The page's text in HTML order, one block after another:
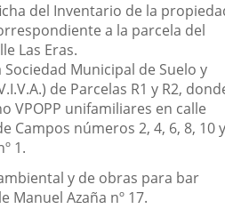
del Inventario de la
a la parcela del
Las Eras.
Municipal de Suelo y
de Parcelas R1 y R2,
VPOPP unifamiliares en calle
Campos números 2, 4, 6, 8, 10 y
1.
y de obras para bar
Manuel Azaña nº 17.